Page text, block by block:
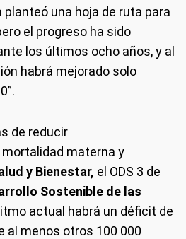
una hoja de ruta para
el progreso ha sido
los últimos ocho años, y al
habrá mejorado solo
de reducir
materna y
y Bienestar, el ODS 3 de
Sostenible de las
actual habrá un déficit de
al menos otros 100 000